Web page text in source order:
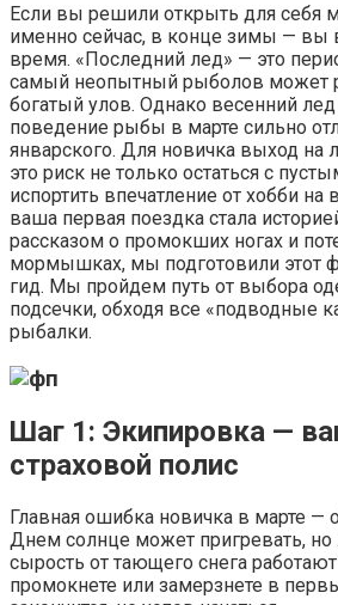
Если вы решили открыть для себя
именно сейчас, в конце зимы — вы
время. «Последний лед» — это
самый неопытный рыболов может
богатый улов. Однако весенний
поведение рыбы в марте сильно
январского. Для новичка выход на
это риск не только остаться с
испортить впечатление от хобби
ваша первая поездка стала
рассказом о промокших ногах и
мормышках, мы подготовили этот
гид. Мы пройдем путь от выбора
подсечки, обходя все «подводные
рыбалки.
Шаг 1: Экипировка —
страховой полис
Главная ошибка новичка в марте —
Днем солнце может пригревать, но
сырость от тающего снега
промокнете или замерзнете в